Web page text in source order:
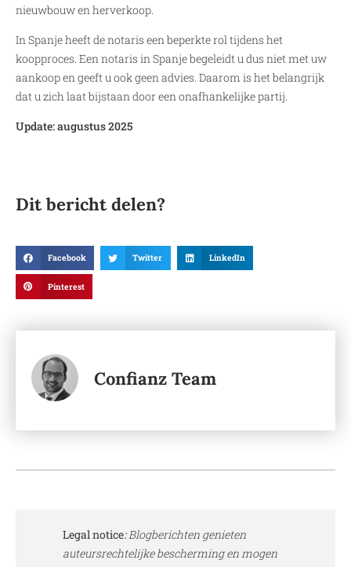
nieuwbouw en herverkoop.
In Spanje heeft de notaris een beperkte rol tijdens het
koopproces. Een notaris in Spanje begeleidt u dus niet met uw
aankoop en geeft u ook geen advies. Daarom is het belangrijk
dat u zich laat bijstaan door een onafhankelijke partij.
Update: augustus 2025
Dit bericht delen?
Facebook Twitter LinkedIn
Pinterest
Confianz Team
Legal notice:Blogberichten genieten
auteursrechtelijke bescherming en mogen